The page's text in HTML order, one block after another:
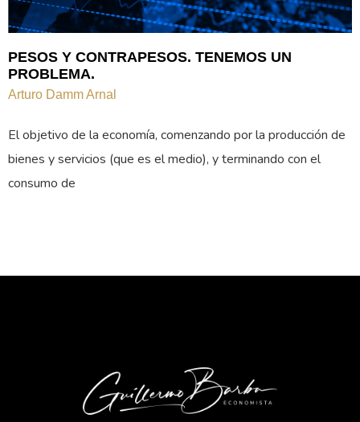
PESOS Y CONTRAPESOS. TENEMOS UN
PROBLEMA.
Arturo Damm Arnal
El objetivo de la economía, comenzando por la producción de
bienes y servicios (que es el medio), y terminando con el
consumo de